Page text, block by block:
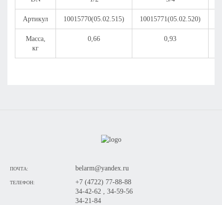
Артикул 10015770(05.02.515) 10015771(05.02.520)
Масса,
кг
0,66 0,93
ПОЧТА: belarm@yandex.ru
ТЕЛЕФОН:
+7 (4722) 77-88-88
34-42-62 , 34-59-56
34-21-84